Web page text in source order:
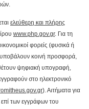
ελεύθερη και πλήρης
www.php.gov.gr. Για τη
φορείς (φυσικά ή
κοινή προσφορά,
ψηφιακή υπογραφή,
στο ηλεκτρονικό
.gov.gr). Αιτήματα για
των εγγράφων του